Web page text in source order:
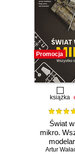
Promocja
książka
Świat
mikro.
Artur